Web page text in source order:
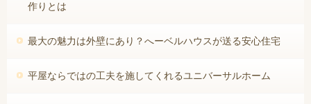
作りとは
最大の魅力は外壁にあり？へーベルハウスが送る安心住宅
平屋ならではの工夫を施してくれるユニバーサルホーム